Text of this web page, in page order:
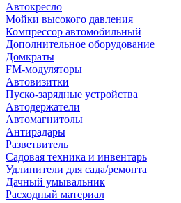
Автокресло
Мойки высокого давления
Компрессор автомобильный
Дополнительное оборудование
Домкраты
FM-модуляторы
Автовизитки
Пуско-зарядные устройства
Автодержатели
Автомагнитолы
Антирадары
Разветвитель
Садовая техника и инвентарь
Удлинители для сада/ремонта
Дачный умывальник
Расходный материал